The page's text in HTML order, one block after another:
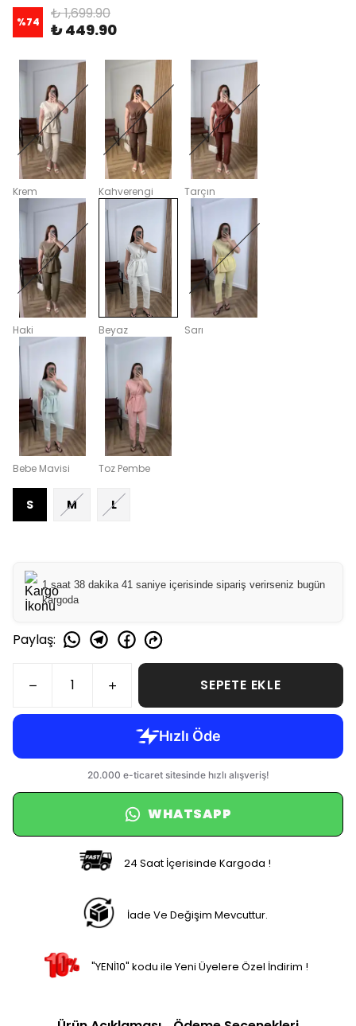
%74 ₺ 1,699.90
₺ 449.90
Krem Kahverengi Tarçın
Haki Beyaz Sarı
Bebe Mavisi Toz Pembe
S M L
1 saat 38 dakika 41 saniye içerisinde sipariş verirseniz bugün
kargoda
Paylaş:
SEPETE EKLE
WHATSAPP
24 Saat İçerisinde Kargoda !
İade Ve Değişim Mevcuttur.
"YENİ10" kodu ile Yeni Üyelere Özel İndirim !